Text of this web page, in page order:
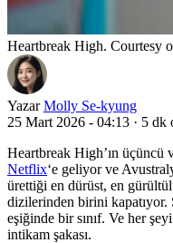
Heartbreak High. Courtesy
Yazar Molly Se-kyung
25 Mart 2026 - 04:13 · 5 dk
Heartbreak High’ın üçüncü
Netflix‘e geliyor ve
ürettiği en dürüst, en
dizilerinden birini
eşiğinde bir sınıf. Ve her
intikam şakası.